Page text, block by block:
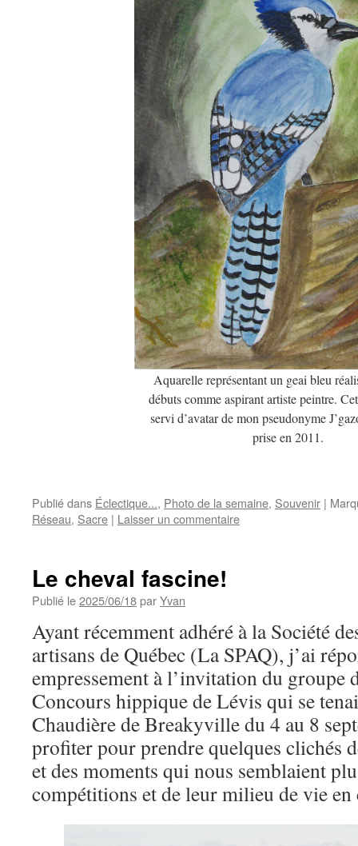
Aquarelle représentant un geai bleu
débuts comme aspirant artiste peintre.
servi d’avatar de mon pseudonyme
prise en 2011.
Publié dans Éclectique..., Photo de la semaine, Souvenir |
Réseau, Sacre | Laisser un commentaire
Le cheval fascine!
Publié le2025/06/18parYvan
Ayant récemment adhéré à la Société
artisans de Québec (La SPAQ), j’ai
empressement à l’invitation du groupe
Concours hippique de Lévis qui se
Chaudière de Breakyville du 4 au 8
profiter pour prendre quelques clichés
et des moments qui nous semblaient
compétitions et de leur milieu de vie